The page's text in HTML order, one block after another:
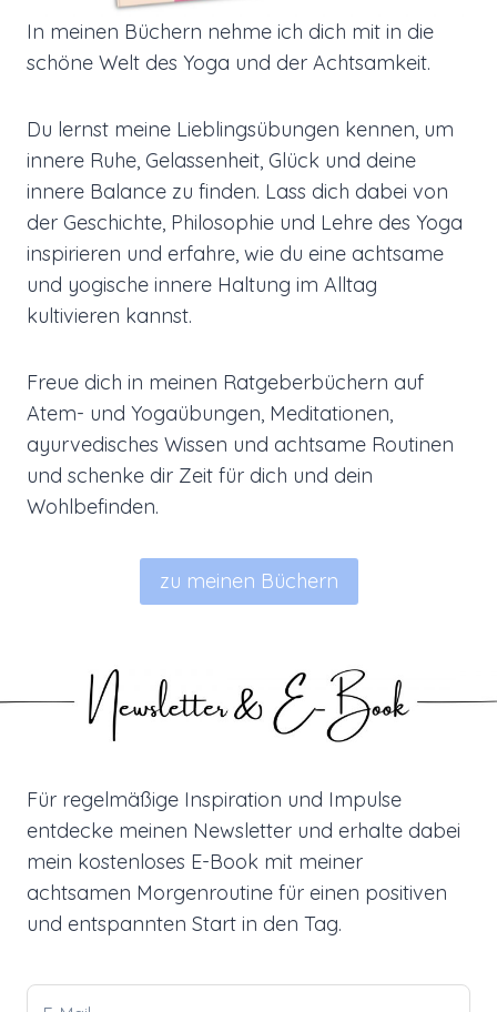
In meinen Büchern nehme ich dich mit in die
schöne Welt des Yoga und der Achtsamkeit.
Du lernst meine Lieblingsübungen kennen, um
innere Ruhe, Gelassenheit, Glück und deine
innere Balance zu finden. Lass dich dabei von
der Geschichte, Philosophie und Lehre des Yoga
inspirieren und erfahre, wie du eine achtsame
und yogische innere Haltung im Alltag
kultivieren kannst.
Freue dich in meinen Ratgeberbüchern auf
Atem- und Yogaübungen, Meditationen,
ayurvedisches Wissen und achtsame Routinen
und schenke dir Zeit für dich und dein
Wohlbefinden.
zu meinen Büchern
Für regelmäßige Inspiration und Impulse
entdecke meinen Newsletter und erhalte dabei
mein kostenloses E-Book mit meiner
achtsamen Morgenroutine für einen positiven
und entspannten Start in den Tag.